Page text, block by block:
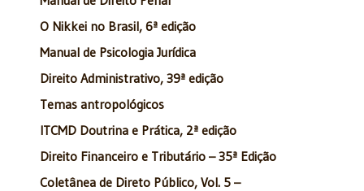
O Nikkei no Brasil, 6ª edição
Manual de Psicologia Jurídica
Direito Administrativo, 39ª edição
Temas antropológicos
ITCMD Doutrina e Prática, 2ª edição
Direito Financeiro e Tributário – 35ª Edição
Coletânea de Direto Público, Vol. 5 –